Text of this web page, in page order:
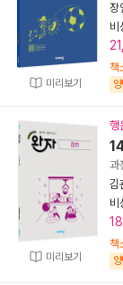
미리보기
장
비
책
미리보기
행
과
김
비
책